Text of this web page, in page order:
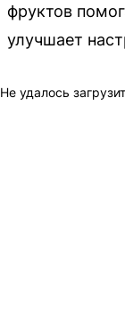
фруктов
улучшает
Не удалось